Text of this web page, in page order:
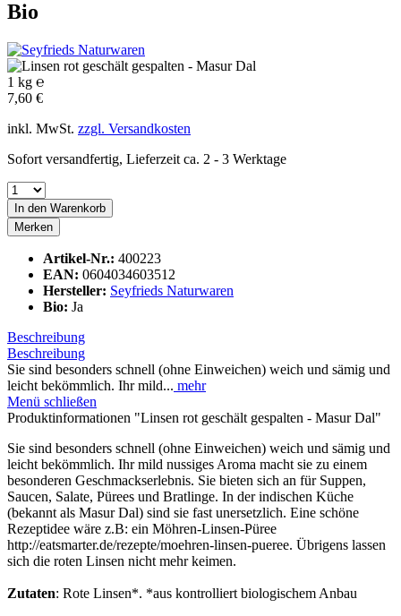
Bio
1 kg ℮
7,60 €
inkl. MwSt. zzgl. Versandkosten
Sofort versandfertig, Lieferzeit ca. 2 - 3 Werktage
In den Warenkorb
Merken
Artikel-Nr.: 400223
EAN: 0604034603512
Hersteller: Seyfrieds Naturwaren
Bio: Ja
Beschreibung
Beschreibung
Sie sind besonders schnell (ohne Einweichen) weich und sämig und
leicht bekömmlich. Ihr mild... mehr
Menü schließen
Produktinformationen "Linsen rot geschält gespalten - Masur Dal"
Sie sind besonders schnell (ohne Einweichen) weich und sämig und
leicht bekömmlich. Ihr mild nussiges Aroma macht sie zu einem
besonderen Geschmackserlebnis. Sie bieten sich an für Suppen,
Saucen, Salate, Pürees und Bratlinge. In der indischen Küche
(bekannt als Masur Dal) sind sie fast unersetzlich. Eine schöne
Rezeptidee wäre z.B: ein Möhren-Linsen-Püree
http://eatsmarter.de/rezepte/moehren-linsen-pueree. Übrigens lassen
sich die roten Linsen nicht mehr keimen.
Zutaten: Rote Linsen*. *aus kontrolliert biologischem Anbau